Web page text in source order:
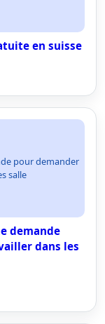
en suisse
pour demander
salle
demande
dans les